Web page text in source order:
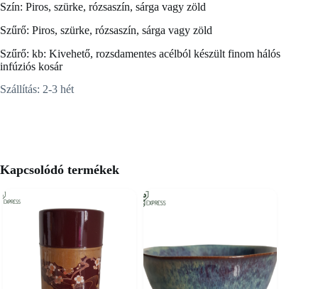
Szín: Piros, szürke, rózsaszín, sárga vagy zöld
Szűrő: Piros, szürke, rózsaszín, sárga vagy zöld
Szűrő: kb: Kivehető, rozsdamentes acélból készült finom hálós
infúziós kosár
Szállítás: 2-3 hét
Kapcsolódó termékek